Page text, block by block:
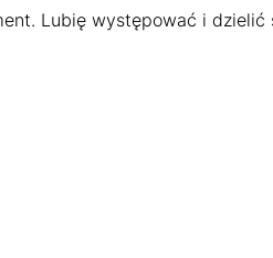
Lubię występować i dzielić